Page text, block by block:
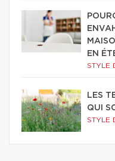
EN
STYLE
LES
QUI
STYLE